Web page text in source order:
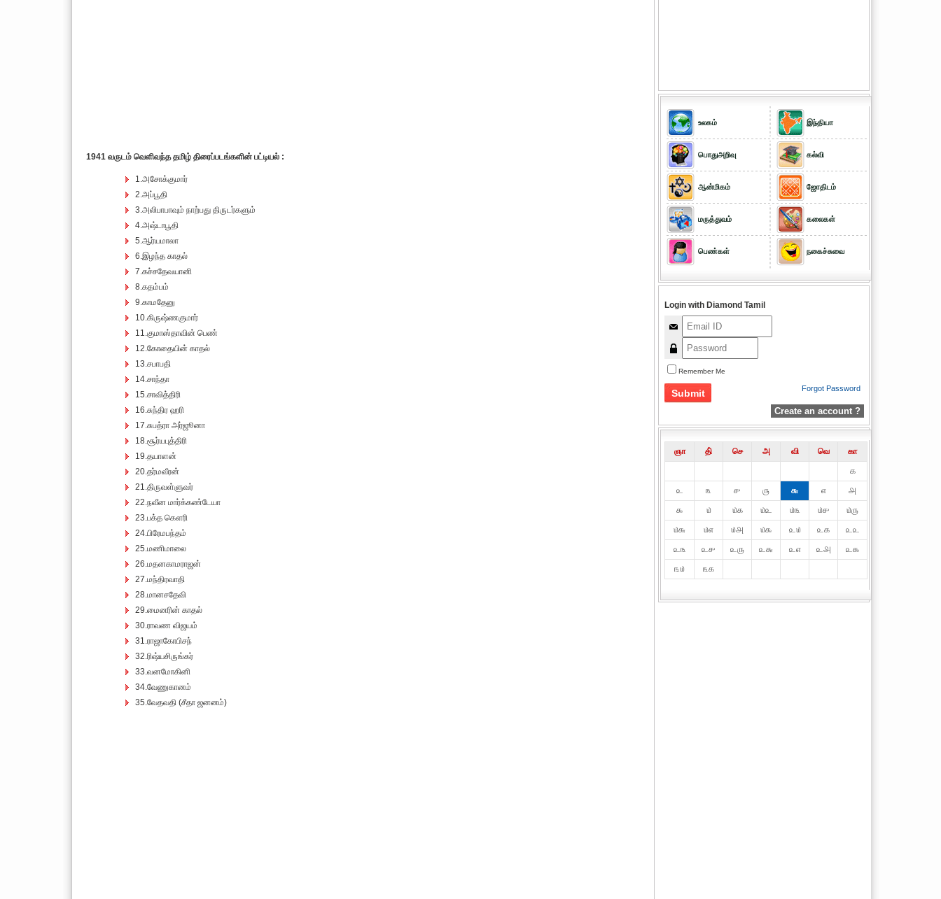
1941 வருடம் வெளிவந்த தமிழ் திரைப்படங்களின் பட்டியல் :
1.அசோக்குமார்
2.அப்பூதி
3.அலிபாபாவும் நாற்பது திருடர்களும்
4.அஷ்டாபூதி
5.ஆர்யமாலா
6.இழந்த காதல்
7.கச்சதேவயானி
8.கதம்பம்
9.காமதேனு
10.கிருஷ்ணகுமார்
11.குமாஸ்தாவின் பெண்
12.கோதையின் காதல்
13.சபாபதி
14.சாந்தா
15.சாவித்திரி
16.சுந்திர ஹரி
17.சுபத்ரா அர்ஜூனா
18.சூர்யபுத்திரி
19.தயாளன்
20.தர்மவீரன்
21.திருவள்ளுவர்
22.நவீன மார்க்கண்டேயா
23.பக்த கௌரி
24.பிரேமபந்தம்
25.மணிமாலை
26.மதனகாமராஜன்
27.மந்திரவாதி
28.மானசதேவி
29.மைனரின் காதல்
30.ராவண விஜயம்
31.ராஜாகோபிசந்
32.ரிஷ்யசிருங்கர்
33.வனமோகினி
34.வேணுகானம்
35.வேதவதி (சீதா ஜனனம்)
உலகம்
பொதுஅறிவு
ஆன்மிகம்
மருத்துவம்
பெண்கள்
இந்தியா
கல்வி
ஜோதிடம்
கலைகள்
நகைச்சுவை
Login with Diamond Tamil
Remember Me
Forgot Password
Create an account ?
ஞா தி் செ அ வி வெ
கா
௧
௨
௩ ௪ ௫ ௬ ௭
௮
௯
௰ ௰௧ ௰௨ ௰௩ ௰௪
௰௫
௰௬
௰௭ ௰௮ ௰௯ ௨௰ ௨௧
௨௨
௨௩
௨௪ ௨௫ ௨௬ ௨௭ ௨௮
௨௯
௩௰
௩௧